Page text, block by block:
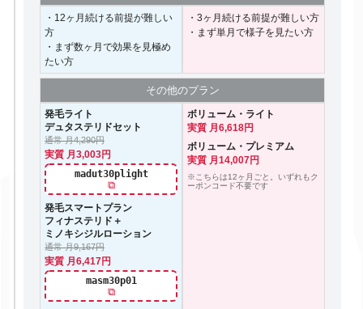
・12ヶ月続ける前提が難しい
方
・まず数ヶ月で効果を見極め
たい方
・3ヶ月続ける前提が難しい方
・まず単月で様子を見たい方
その他のプラン
発毛ライト
デュタステリドセット
通常 月4,290円
実質 月3,003円
madut30plight
⧉
発毛スマートプラン
フィナステリド＋
ミノキシジルローション
通常 月9,167円
実質 月6,417円
masm30p01
⧉
ボリューム・ライト
実質 月6,618円
ボリューム・プレミアム
実質 月14,007円
※こちらは12ヶ月ごと。いずれもク
ーポンコード不要です